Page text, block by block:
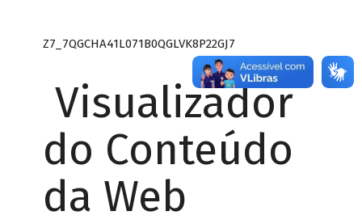
Z7_7QGCHA41L071B0QGLVK8P22GJ7
Visualizador
do Conteúdo
da Web